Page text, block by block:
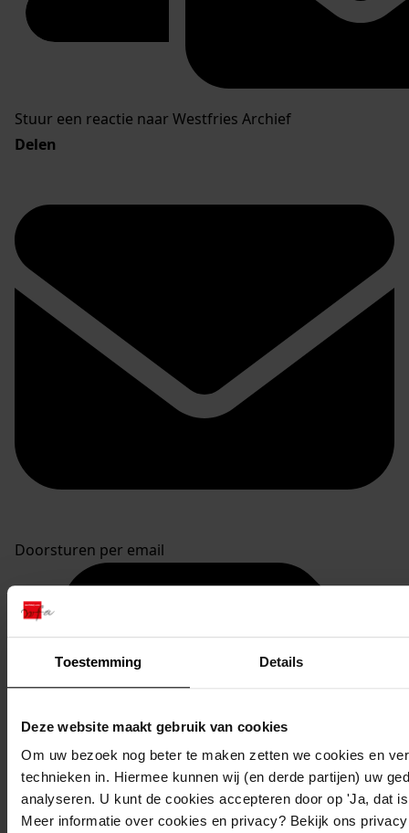
Toestemming Details
Deze website maakt gebruik van cookies
Om uw bezoek nog beter te maken zetten we cookies en
technieken in. Hiermee kunnen wij (en derde partijen) uw
analyseren. U kunt de cookies accepteren door op 'Ja, dat
Meer informatie over cookies en privacy? Bekijk ons
Stuur een reactie naar Westfries Archief
Delen
Doorsturen per email